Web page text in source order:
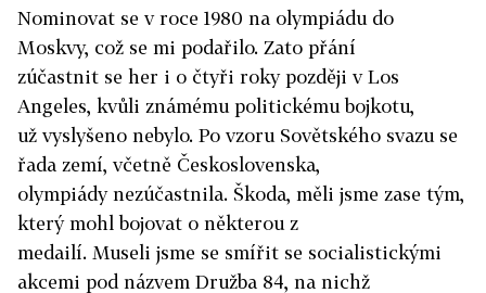
Nominovat se v roce 1980 na olympiádu do
Moskvy, což se mi podařilo. Zato přání
zúčastnit se her i o čtyři roky později v Los
Angeles, kvůli známému politickému bojkotu,
už vyslyšeno nebylo. Po vzoru Sovětského svazu se
řada zemí, včetně Československa,
olympiády nezúčastnila. Škoda, měli jsme zase tým,
který mohl bojovat o některou z
medailí. Museli jsme se smířit se socialistickými
akcemi pod názvem Družba 84, na nichž